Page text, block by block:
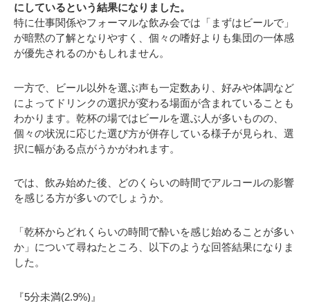
にしているという結果になりました。
特に仕事関係やフォーマルな飲み会では「まずはビールで」
が暗黙の了解となりやすく、個々の嗜好よりも集団の一体感
が優先されるのかもしれません。
一方で、ビール以外を選ぶ声も一定数あり、好みや体調など
によってドリンクの選択が変わる場面が含まれていることも
わかります。乾杯の場ではビールを選ぶ人が多いものの、
個々の状況に応じた選び方が併存している様子が見られ、選
択に幅がある点がうかがわれます。
では、飲み始めた後、どのくらいの時間でアルコールの影響
を感じる方が多いのでしょうか。
「乾杯からどれくらいの時間で酔いを感じ始めることが多い
か」について尋ねたところ、以下のような回答結果になりま
した。
『5分未満(2.9%)』